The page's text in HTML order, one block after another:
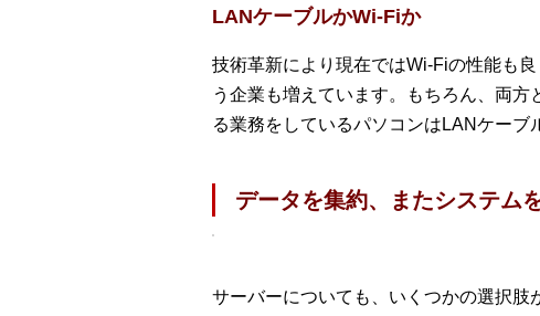
LANケーブルかWi-Fiか
技術革新により現在ではWi-Fiの性能も
う企業も増えています。もちろん、両
る業務をしているパソコンはLANケーブ
データを集約、またシステム
サーバーについても、いくつかの選択肢